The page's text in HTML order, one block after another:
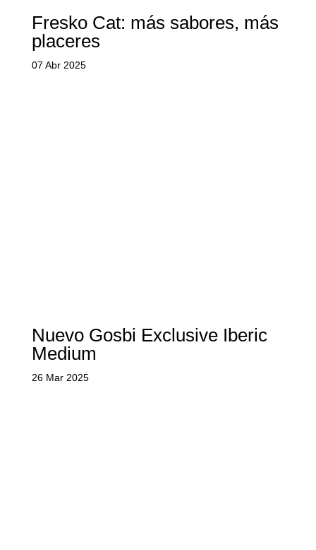
Fresko Cat: más sabores, más
placeres
07 Abr 2025
Nuevo Gosbi Exclusive Iberic
Medium
26 Mar 2025